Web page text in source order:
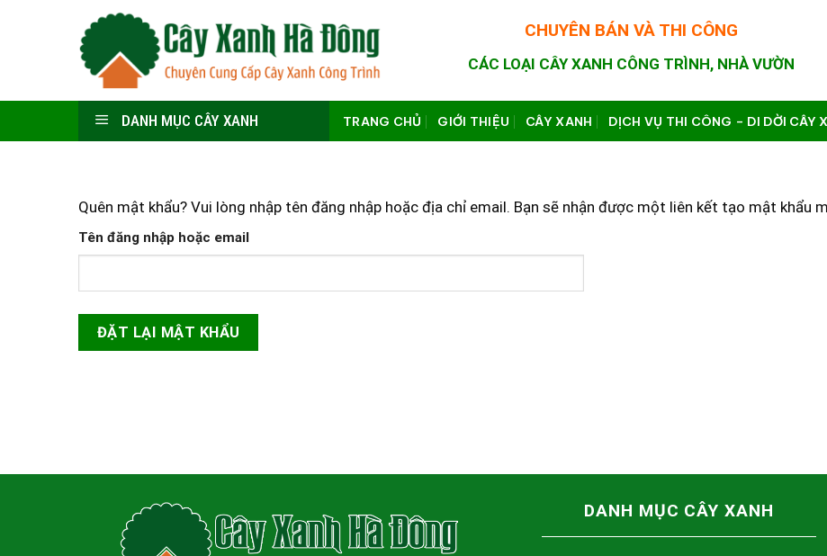
CHUYÊN BÁN VÀ THI CÔNG
CÁC LOẠI CÂY XANH CÔNG TRÌNH, NHÀ VƯỜN
DANH MỤC CÂY XANH TRANG CHỦ GIỚI THIỆU CÂY XANH DỊCH VỤ THI CÔNG – DI DỜI CÂY
Quên mật khẩu? Vui lòng nhập tên đăng nhập hoặc địa chỉ email. Bạn sẽ nhận được một liên kết tạo mật khẩu
Tên đăng nhập hoặc email
ĐẶT LẠI MẬT KHẨU
DANH MỤC CÂY XANH